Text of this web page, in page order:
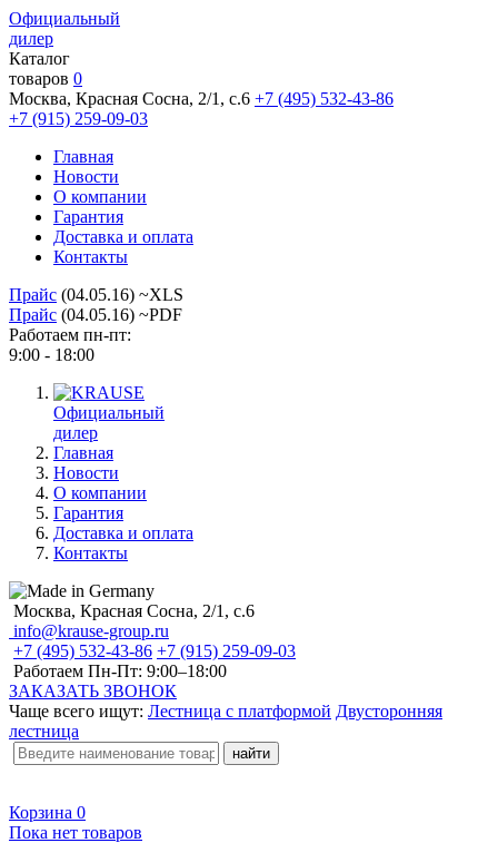
Официальный
дилер
Каталог
товаров 0
Москва, Красная Сосна, 2/1, с.6 +7 (495) 532-43-86
+7 (915) 259-09-03
Главная
Новости
О компании
Гарантия
Доставка и оплата
Контакты
Прайс (04.05.16) ~XLS
Прайс (04.05.16) ~PDF
Работаем пн-пт:
9:00 - 18:00
Официальный
дилер
Главная
Новости
О компании
Гарантия
Доставка и оплата
Контакты
Москва, Красная Сосна, 2/1, с.6
info@krause-group.ru
+7 (495) 532-43-86 +7 (915) 259-09-03
Работаем Пн-Пт: 9:00–18:00
ЗАКАЗАТЬ ЗВОНОК
Чаще всего ищут: Лестница с платформой Двусторонняя
лестница
Корзина 0
Пока нет товаров